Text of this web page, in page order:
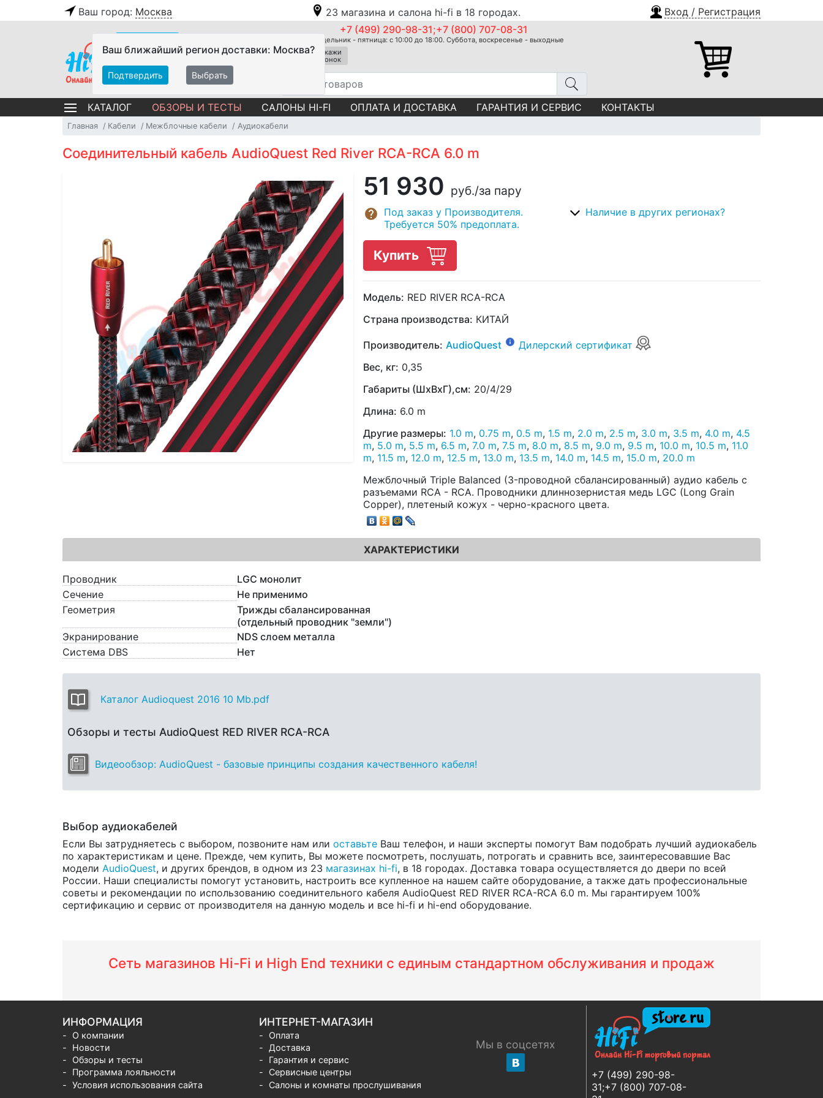
Ваш город: Москва 23 магазина и салона hi-fi в 18 городах. Вход / Регистрация
Ваш ближайший регион доставки: Москва?
Подтвердить Выбрать
+7 (499) 290-98-31;+7 (800) 707-08-31
Понедельник - пятница: с 10:00 до 18:00. Суббота, воскресенье - выходные
Закажи
звонок
КАТАЛОГ ОБЗОРЫ И ТЕСТЫ САЛОНЫ HI-FI ОПЛАТА И ДОСТАВКА ГАРАНТИЯ И СЕРВИС КОНТАКТЫ
Главная Кабели Межблочные кабели Аудиокабели
Соединительный кабель AudioQuest Red River RCA-RCA 6.0 m
51 930 руб./за пару
Под заказ у Производителя.
Требуется 50% предоплата.
Наличие в других регионах?
Купить
Модель: RED RIVER RCA-RCA
Страна производства: КИТАЙ
Производитель: AudioQuest
Дилерский сертификат
Вес, кг: 0,35
Габариты (ШхВхГ),см: 20/4/29
Длина: 6.0 m
Другие размеры: 1.0 m, 0.75 m, 0.5 m, 1.5 m, 2.0 m, 2.5 m, 3.0 m, 3.5 m, 4.0 m, 4.5
m, 5.0 m, 5.5 m, 6.5 m, 7.0 m, 7.5 m, 8.0 m, 8.5 m, 9.0 m, 9.5 m, 10.0 m, 10.5 m, 11.0
m, 11.5 m, 12.0 m, 12.5 m, 13.0 m, 13.5 m, 14.0 m, 14.5 m, 15.0 m, 20.0 m
Межблочный Triple Balanced (3-проводной сбалансированный) аудио кабель с
разъемами RCA - RCA. Проводники длиннозернистая медь LGC (Long Grain
Copper), плетеный кожух - черно-красного цвета.
ХАРАКТЕРИСТИКИ
Проводник
LGC монолит
Сечение
Не применимо
Геометрия
Трижды сбалансированная
(отдельный проводник "земли")
Экранирование
NDS слоем металла
Система DBS
Нет
Каталог Audioquest 2016 10 Mb.pdf
Обзоры и тесты AudioQuest RED RIVER RCA-RCA
Видеообзор: AudioQuest - базовые принципы создания качественного кабеля!
Выбор аудиокабелей
Если Вы затрудняетесь с выбором, позвоните нам или оставьте Ваш телефон, и наши эксперты помогут Вам подобрать лучший аудиокабель
по характеристикам и цене. Прежде, чем купить, Вы можете посмотреть, послушать, потрогать и сравнить все, заинтересовавшие Вас
модели AudioQuest, и других брендов, в одном из 23 магазинах hi-fi, в 18 городах. Доставка товара осуществляется до двери по всей
России. Наши специалисты помогут установить, настроить все купленное на нашем сайте оборудование, а также дать профессиональные
советы и рекомендации по использованию соединительного кабеля AudioQuest RED RIVER RCA-RCA 6.0 m. Мы гарантируем 100%
сертификацию и сервис от производителя на данную модель и все hi-fi и hi-end оборудование.
Сеть магазинов Hi-Fi и High End техники с единым стандартном обслуживания и продаж
+7 (499) 290-98-
31;+7 (800) 707-08-
ИНФОРМАЦИЯ
О компании
Новости
Обзоры и тесты
Программа лояльности
Условия использования сайта
ИНТЕРНЕТ-МАГАЗИН
Оплата
Доставка
Гарантия и сервис
Сервисные центры
Салоны и комнаты прослушивания
Мы в соцсетях